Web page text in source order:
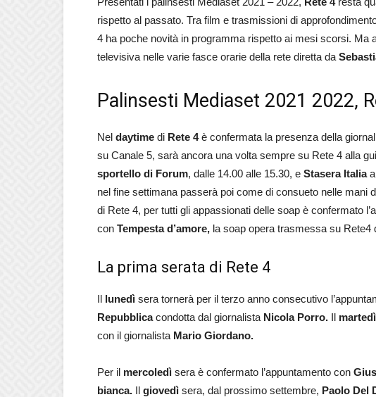
rispetto al passato. Tra film e trasmissioni di
4 ha poche novità in programma rispetto ai mesi scorsi. Ma
televisiva nelle varie fasce orarie della rete diretta da
Palinsesti Mediaset 2021 2022,
Nel daytime di Rete 4è confermata la presenza della
su Canale 5, sarà ancora una volta sempre su Rete 4 alla
sportello di Forum, dalle 14.00 alle 15.30, e Stasera Italia
nel fine settimana passerà poi come di consueto nelle mani
di Rete 4, per tutti gli appassionati delle soap è confermato
con Tempesta d’amore, la soap opera trasmessa su Rete4
La prima serata di Rete 4
Il lunedì sera tornerà per il terzo anno consecutivo
Repubblicacondotta dal giornalista Nicola Porro. Il martedì
con il giornalista Mario Giordano.
Per il mercoledì sera è confermato l’appuntamento con
bianca. Il giovedì sera, dal prossimo settembre, Paolo Del